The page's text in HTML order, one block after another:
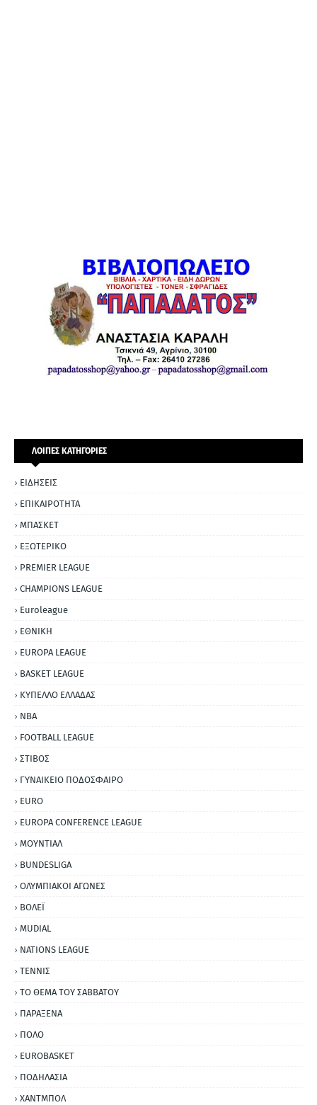
ΛΟΙΠΕΣ ΚΑΤΗΓΟΡΙΕΣ
ΕΙΔΗΣΕΙΣ
ΕΠΙΚΑΙΡΟΤΗΤΑ
ΜΠΑΣΚΕΤ
ΕΞΩΤΕΡΙΚΟ
PREMIER LEAGUE
CHAMPIONS LEAGUE
Euroleague
ΕΘΝΙΚΗ
EUROPA LEAGUE
BASKET LEAGUE
ΚΥΠΕΛΛΟ ΕΛΛΑΔΑΣ
NBA
FOOTBALL LEAGUE
ΣΤΙΒΟΣ
ΓΥΝΑΙΚΕΙΟ ΠΟΔΟΣΦΑΙΡΟ
EURO
EUROPA CONFERENCE LEAGUE
ΜΟΥΝΤΙΑΛ
BUNDESLIGA
ΟΛΥΜΠΙΑΚΟΙ ΑΓΩΝΕΣ
ΒΟΛΕΪ
MUDIAL
NATIONS LEAGUE
ΤΕΝΝΙΣ
ΤΟ ΘΕΜΑ ΤΟΥ ΣΑΒΒΑΤΟΥ
ΠΑΡΑΞΕΝΑ
ΠΟΛΟ
EUROBASKET
ΠΟΔΗΛΑΣΙΑ
ΧΑΝΤΜΠΟΛ